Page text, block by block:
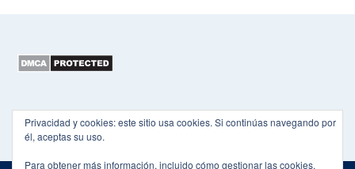
Privacidad y cookies: este sitio usa cookies. Si continúas navegando por
él, aceptas su uso.
Para obtener más información, incluido cómo gestionar las cookies,
Copyright 2015-2026 EL HEXÁGONO